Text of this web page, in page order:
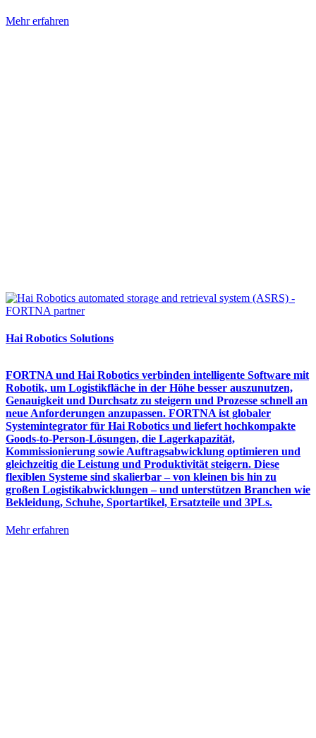
Mehr erfahren
Hai Robotics Solutions
FORTNA und Hai Robotics verbinden intelligente Software mit
Robotik, um Logistikfläche in der Höhe besser auszunutzen,
Genauigkeit und Durchsatz zu steigern und Prozesse schnell an
neue Anforderungen anzupassen. FORTNA ist globaler
Systemintegrator für Hai Robotics und liefert hochkompakte
Goods-to-Person-Lösungen, die Lagerkapazität,
Kommissionierung sowie Auftragsabwicklung optimieren und
gleichzeitig die Leistung und Produktivität steigern. Diese
flexiblen Systeme sind skalierbar – von kleinen bis hin zu
großen Logistikabwicklungen – und unterstützen Branchen wie
Bekleidung, Schuhe, Sportartikel, Ersatzteile und 3PLs.
Mehr erfahren